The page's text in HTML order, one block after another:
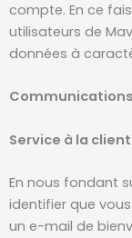
compte. En ce
utilisateurs de
données à
Service à la
En nous fondant
identifier que
un e-mail de